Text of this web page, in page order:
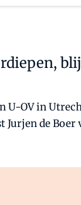
U-OV in
de Boer